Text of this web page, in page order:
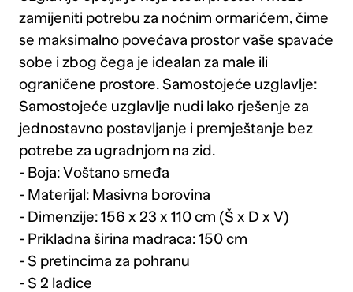
zamijeniti potrebu za noćnim ormarićem, čime
se maksimalno povećava prostor vaše spavaće
sobe i zbog čega je idealan za male ili
ograničene prostore. Samostojeće uzglavlje:
Samostojeće uzglavlje nudi lako rješenje za
jednostavno postavljanje i premještanje bez
potrebe za ugradnjom na zid.
- Boja: Voštano smeđa
- Materijal: Masivna borovina
- Dimenzije: 156 x 23 x 110 cm (Š x D x V)
- Prikladna širina madraca: 150 cm
- S pretincima za pohranu
- S 2 ladice